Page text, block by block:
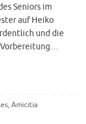
Seniors im
auf Heiko
und die
Vorbereitung…
, Amicitia